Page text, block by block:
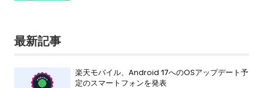
最新記事
楽天モバイル、Android 17へのOSアップデート予
定のスマートフォンを発表